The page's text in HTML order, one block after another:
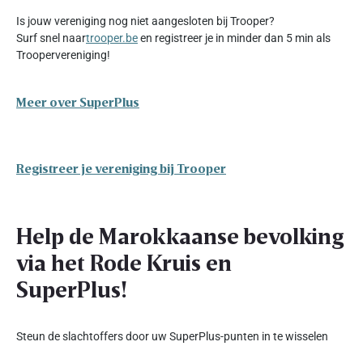
Is jouw vereniging nog niet aangesloten bij Trooper?
Surf snel naartrooper.been registreer je in minder dan 5 min als
Troopervereniging!
Meer over SuperPlus
Registreer je vereniging bij Trooper
Help de Marokkaanse bevolking
via het Rode Kruis en
SuperPlus!
Steun de slachtoffers door uw SuperPlus-punten in te wisselen